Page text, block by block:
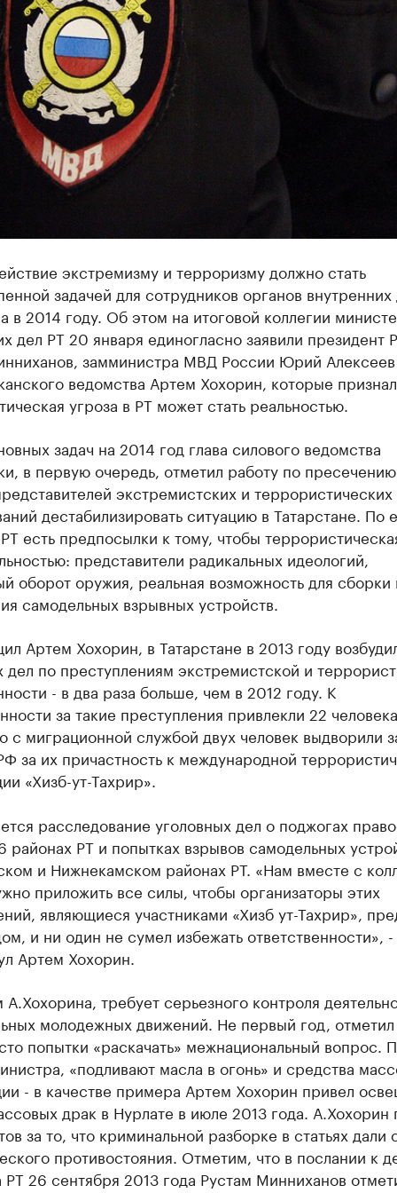
экстремизму и терроризму должно стать
задачей для сотрудников органов внутренних
в 2014 году. Об этом на итоговой коллегии
дел РТ 20 января единогласно заявили президент
замминистра МВД России Юрий Алексеев
ведомства Артем Хохорин, которые
угроза в РТ может стать реальностью.
задач на 2014 год глава силового ведомства
в первую очередь, отметил работу по пресечению
экстремистских и террористических
дестабилизировать ситуацию в Татарстане. По
есть предпосылки к тому, чтобы
представители радикальных идеологий,
оборот оружия, реальная возможность для сборки
самодельных взрывных устройств.
Артем Хохорин, в Татарстане в 2013 году
дел по преступлениям экстремистской и
- в два раза больше, чем в 2012 году. К
за такие преступления привлекли 22
с миграционной службой двух человек выдворили
за их причастность к международной
«Хизб-ут-Тахрир».
расследование уголовных дел о поджогах
районах РТ и попытках взрывов самодельных
и Нижнекамском районах РТ. «Нам вместе с
приложить все силы, чтобы организаторы этих
являющиеся участниками «Хизб ут-Тахрир»,
и ни один не сумел избежать ответственности», -
Артем Хохорин.
требует серьезного контроля
молодежных движений. Не первый год,
попытки «раскачать» межнациональный вопрос.
«подливают масла в огонь» и средства
- в качестве примера Артем Хохорин привел
драк в Нурлате в июле 2013 года. А.Хохорин
за то, что криминальной разборке в статьях дали
противостояния. Отметим, что в послании к
РТ 26 сентября 2013 года Рустам Минниханов